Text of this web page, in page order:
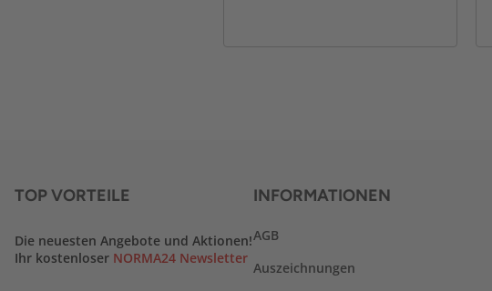
TOP VORTEILE
Die neuesten Angebote und Aktionen!
Ihr kostenloser NORMA24 Newsletter
INFORMATIONEN
AGB
Auszeichnungen